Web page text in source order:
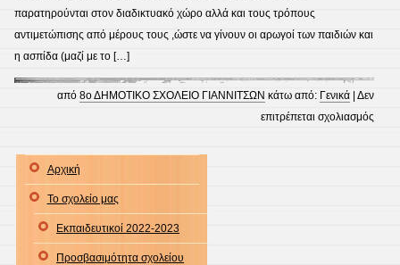
παρατηρούνται στον διαδικτυακό χώρο αλλά και τους τρόπους
αντιμετώπισης από μέρους τους ,ώστε να γίνουν οι αρωγοί των παιδιών και
η ασπίδα (μαζί με το […]
από8ο ΔΗΜΟΤΙΚΟ ΣΧΟΛΕΙΟ ΓΙΑΝΝΙΤΣΩΝ κάτω από: Γενικά |Δεν
επιτρέπεται σχολιασμός
Αρχική
Το σχολείο μας
Εκπαιδευτικοί 2022-2023
Προσβασιμότητα σχολείου